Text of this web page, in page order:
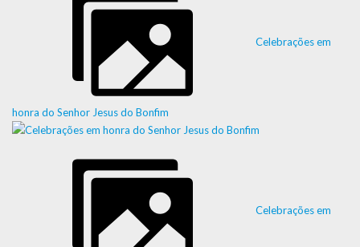
Celebrações em
honra do Senhor Jesus do Bonfim
Celebrações em